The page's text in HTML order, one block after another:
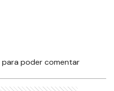
para poder comentar